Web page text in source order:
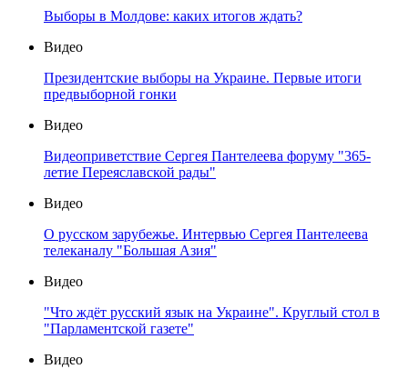
Выборы в Молдове: каких итогов ждать?
Видео
Президентские выборы на Украине. Первые итоги
предвыборной гонки
Видео
Видеоприветствие Сергея Пантелеева форуму "365-
летие Переяславской рады"
Видео
О русском зарубежье. Интервью Сергея Пантелеева
телеканалу "Большая Азия"
Видео
"Что ждёт русский язык на Украине". Круглый стол в
"Парламентской газете"
Видео